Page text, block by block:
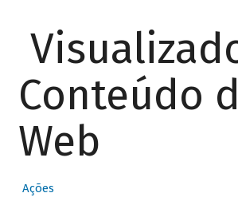
Conteúdo
Web
Ações